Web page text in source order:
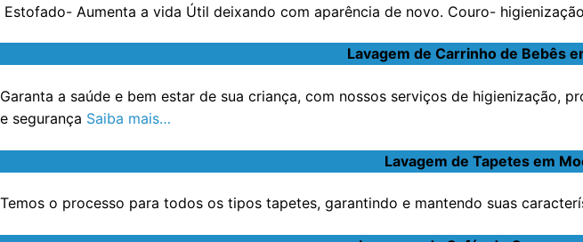
Estofado- Aumenta a vida Útil deixando com aparência de novo. Couro-
Lavagem de Carrinho de Bebês
Garanta a saúde e bem estar de sua criança, com nossos serviços de higienização,
e segurança Saiba mais…
Lavagem de Tapetes em
Temos o processo para todos os tipos tapetes, garantindo e mantendo suas